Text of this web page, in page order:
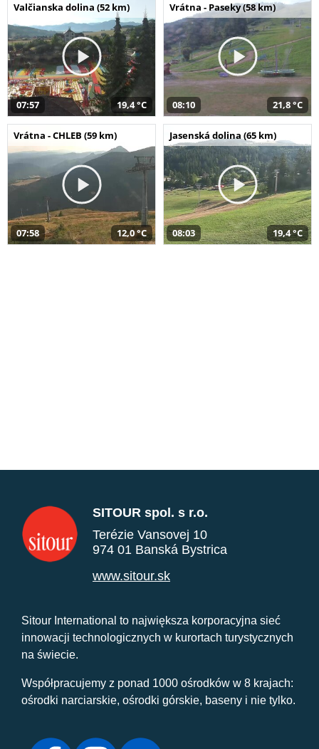
Valčianska dolina (52 km)
07:57 19,4 °C
Vrátna - Paseky (58 km)
08:10 21,8 °C
Vrátna - CHLEB (59 km)
07:58 12,0 °C
Jasenská dolina (65 km)
08:03 19,4 °C
SITOUR spol. s r.o.
Terézie Vansovej 10
974 01 Banská Bystrica
www.sitour.sk
Sitour International to największa korporacyjna sieć
innowacji technologicznych w kurortach turystycznych
na świecie.
Współpracujemy z ponad 1000 ośrodków w 8 krajach:
ośrodki narciarskie, ośrodki górskie, baseny i nie tylko.